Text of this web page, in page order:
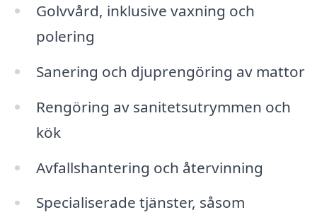
Golvvård, inklusive vaxning och
polering
Sanering och djuprengöring av mattor
Rengöring av sanitetsutrymmen och
kök
Avfallshantering och återvinning
Specialiserade tjänster, såsom